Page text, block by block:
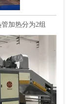
加热分为2组